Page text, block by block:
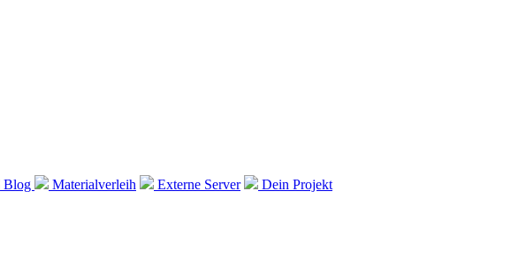
Blog Materialverleih Externe Server
Dein Projekt